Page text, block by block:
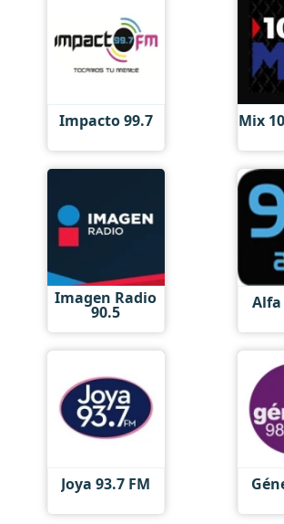
Impacto 99.7 Mix
Imagen Radio
90.5 Alfa
Joya 93.7 FM